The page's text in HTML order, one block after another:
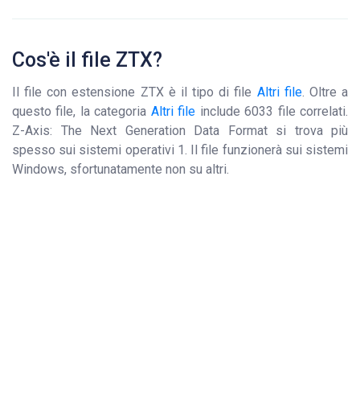
Cos'è il file ZTX?
Il file con estensione ZTX è il tipo di file Altri file. Oltre a
questo file, la categoria Altri file include 6033 file correlati.
Z-Axis: The Next Generation Data Format si trova più
spesso sui sistemi operativi 1. Il file funzionerà sui sistemi
Windows, sfortunatamente non su altri.